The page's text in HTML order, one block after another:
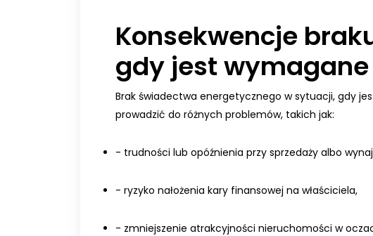
Konsekwencje
gdy jest wymagane
Brak świadectwa energetycznego w sytuacji, gdy
prowadzić do różnych problemów, takich jak:
- trudności lub opóźnienia przy sprzedaży albo
- ryzyko nałożenia kary finansowej na właściciela,
- zmniejszenie atrakcyjności nieruchomości w